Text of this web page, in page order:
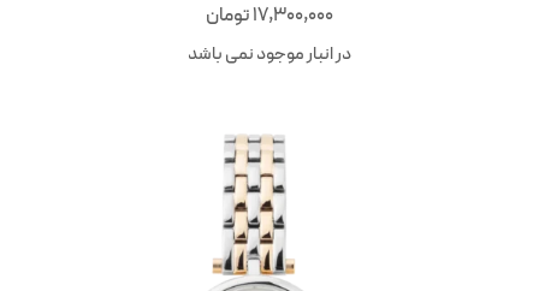
17,300,000تومان
در انبار موجود نمی باشد